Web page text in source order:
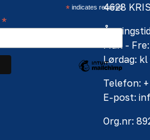
*indicates required
*
4628
Man -
Lørdag:
Telefon:
E-post:
Org.nr: